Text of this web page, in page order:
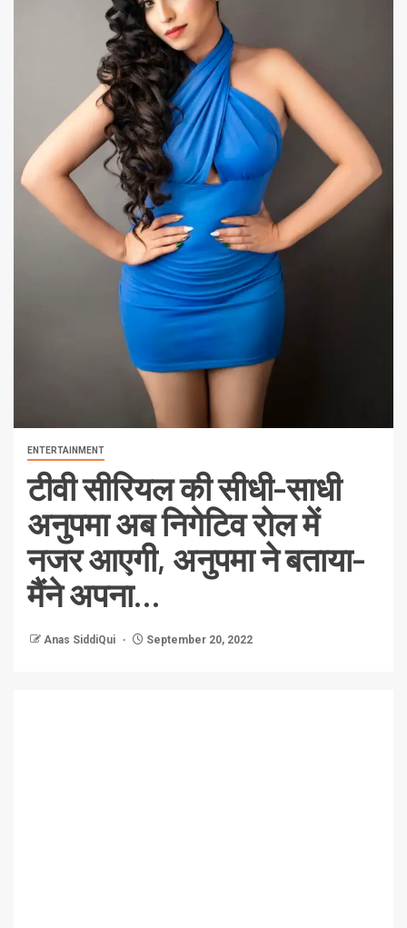
ENTERTAINMENT
टीवी सीरियल की सीधी-साधी
अनुपमा अब निगेटिव रोल में
नजर आएगी, अनुपमा ने बताया-
मैंने अपना…
Anas SiddiQui September 20, 2022